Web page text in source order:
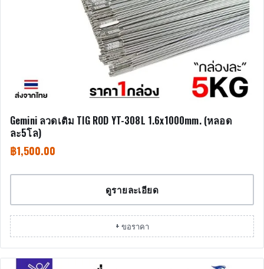
Gemini ลวดเติม TIG ROD YT-308L 1.6x1000mm. (หลอด
ละ5โล)
฿1,500.00
ดูรายละเอียด
+ ขอราคา